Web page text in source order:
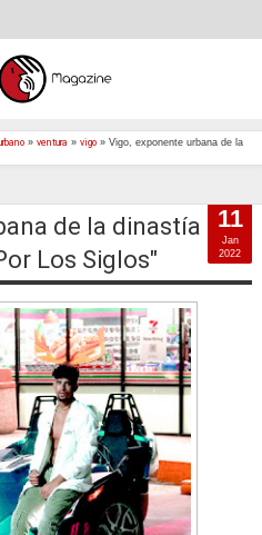
» ventura » vigo » Vigo, exponente urbana de la
de la dinastía
Los Siglos"
11
Jan
2022